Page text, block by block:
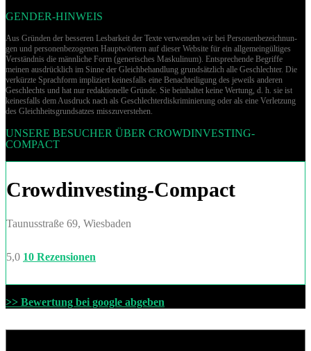
GENDER-HINWEIS
Aus Gründen der besseren Lesbarkeit der Texte verwenden wir bei Per­so­nen­be­zeich­nun­
gen und per­so­nen­be­zo­ge­nen Hauptwörtern auf dieser Website für ein allgemeingültiges
Verständnis die männliche Form (generisches Maskulinum). Entsprechende Begriffe
meinen ausdrücklich im Sinne der Gleichbehandlung grund­sätz­lich alle Geschlechter. Die
verkürzte Sprachform impliziert keinesfalls eine Benachteiligung des jeweils anderen
Geschlechts und hat nur redaktionelle Gründe. Sie beinhaltet keine Wertung, d. h. sie ist
keinesfalls dem Ausdruck nach als Geschlechterdiskriminierung oder als eine Verletzung
des Gleich­heits­grund­sat­zes misszuverstehen.
UNSERE BESUCHER ÜBER CROWDINVESTING-
COMPACT
Crowdinvesting-Compact
Taunusstraße 69, Wiesbaden
5,0 10 Rezensionen
>> Bewertung bei google abgeben